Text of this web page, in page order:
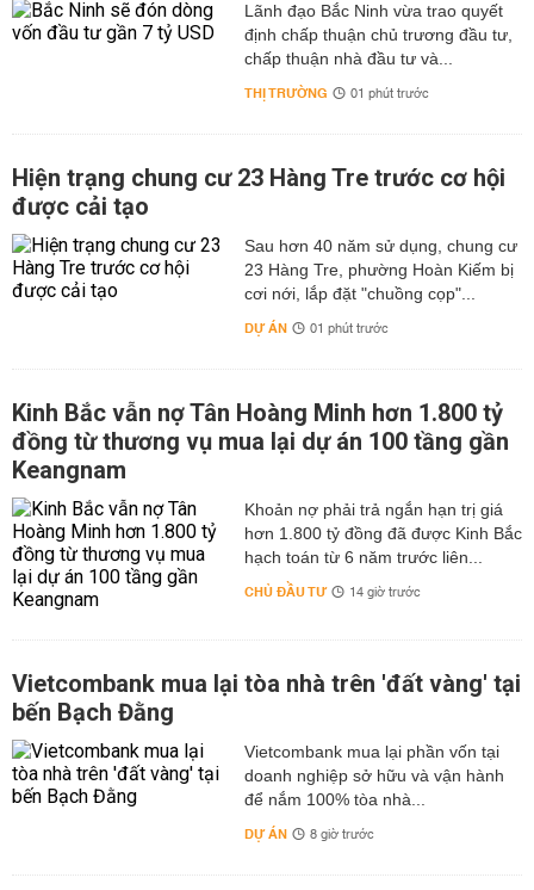
Lãnh đạo Bắc Ninh vừa trao quyết
định chấp thuận chủ trương đầu tư,
chấp thuận nhà đầu tư và...
THỊ TRƯỜNG 01 phút trước
Hiện trạng chung cư 23 Hàng Tre trước cơ hội
được cải tạo
Sau hơn 40 năm sử dụng, chung cư
23 Hàng Tre, phường Hoàn Kiếm bị
cơi nới, lắp đặt "chuồng cọp"...
DỰ ÁN 01 phút trước
Kinh Bắc vẫn nợ Tân Hoàng Minh hơn 1.800 tỷ
đồng từ thương vụ mua lại dự án 100 tầng gần
Keangnam
hơn 1.800 tỷ đồng đã được Kinh Bắc
hạch toán từ 6 năm trước liên...
CHỦ ĐẦU TƯ 14 giờ trước
Vietcombank mua lại tòa nhà trên 'đất vàng' tại
bến Bạch Đằng
Vietcombank mua lại phần vốn tại
doanh nghiệp sở hữu và vận hành
để nắm 100% tòa nhà...
DỰ ÁN 8 giờ trước